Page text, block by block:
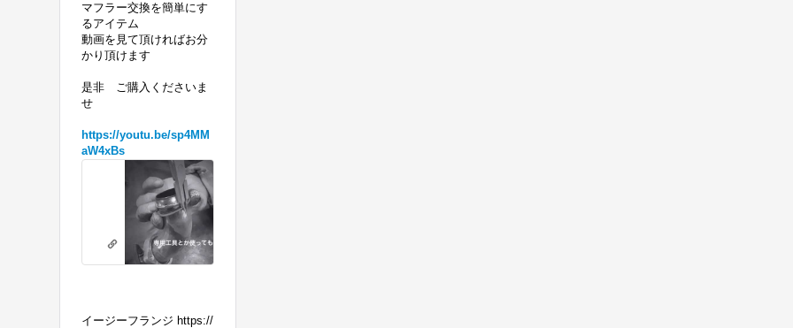
マフラー交換を簡単にす
るアイテム
動画を見て頂ければお分
かり頂けます
是非 ご購入くださいま
せ
https://youtu.be/sp4MM
aW4xBs
ー
ラ
リテーニングリングの必要がないフランジを 販売開始！ エボ、ツインカム、スポーツスターに適合します ショッピングサイトよりお買い求
youtu.be
イージーフランジ https://